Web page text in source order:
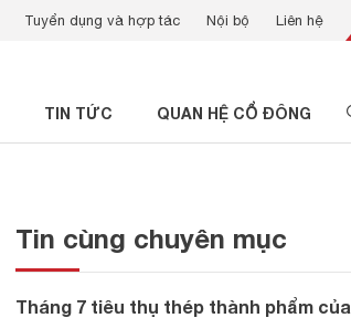
Tuyển dụng và hợp tác Nội bộ Liên hệ
TIN TỨC QUAN HỆ CỔ ĐÔNG
Tin cùng chuyên mục
Tháng 7 tiêu thụ thép thành phẩm của